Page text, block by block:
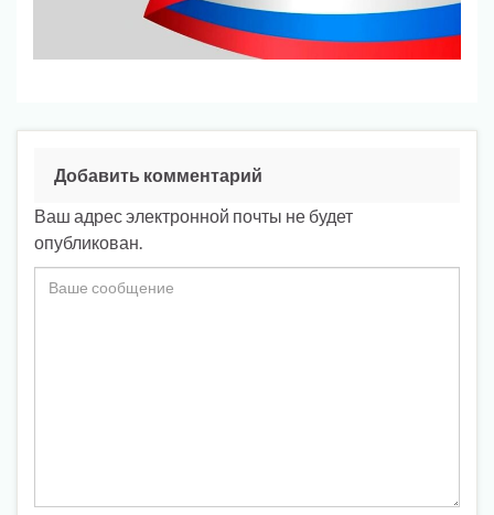
Добавить комментарий
Ваш адрес электронной почты не будет
опубликован.